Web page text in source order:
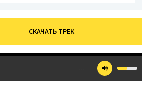
СКАЧАТЬ ТРЕК
…